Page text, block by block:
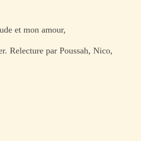
et mon amour,
Relecture par Poussah, Nico,